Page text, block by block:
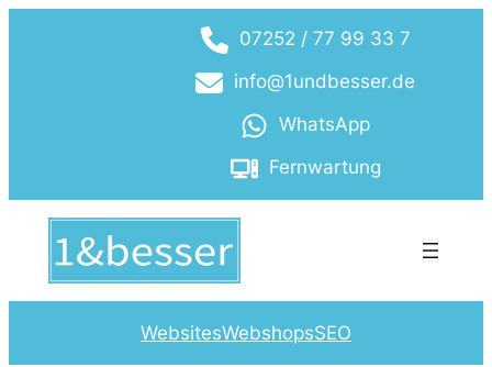
07252 / 77 99 33 7
info@1undbesser.de
WhatsApp
Fernwartung
WebsitesWebshopsSEO